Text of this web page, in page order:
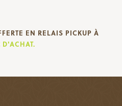
EN RELAIS PICKUP À